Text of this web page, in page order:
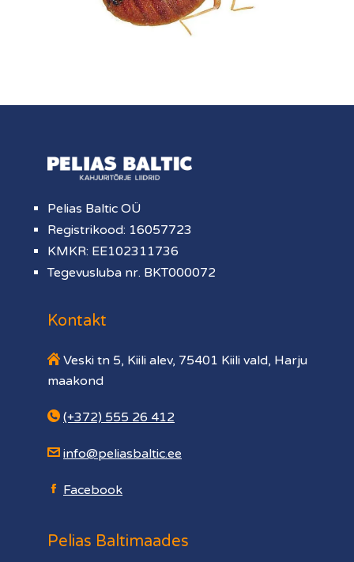
Pelias Baltic OÜ
Registrikood: 16057723
KMKR: EE102311736
Tegevusluba nr. BKT000072
Kontakt
Veski tn 5, Kiili alev, 75401 Kiili vald, Harju
maakond
(+372) 555 26 412
info@peliasbaltic.ee
Facebook
Pelias Baltimaades